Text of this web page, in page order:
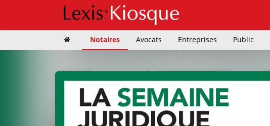
Notaires Avocats Entreprises Public